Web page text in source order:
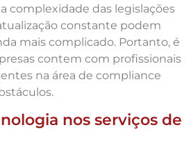
complexidade das legislações
constante podem
mais complicado. Portanto, é
contem com profissionais
na área de compliance
nos serviços de